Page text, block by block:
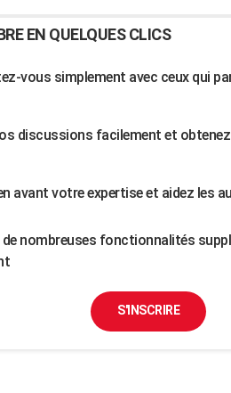
EN QUELQUES CLICS
vous simplement avec ceux qui
discussions facilement et
avant votre expertise et aidez les
nombreuses fonctionnalités
S'INSCRIRE